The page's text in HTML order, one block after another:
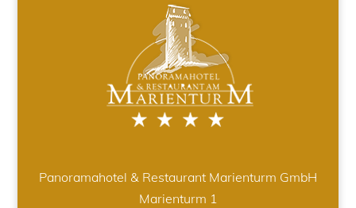
Panoramahotel & Restaurant Marienturm GmbH
Marienturm 1